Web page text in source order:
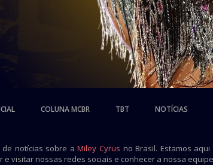
COLUNA MCBR TBT NOTÍCIAS
de notícias sobre aMiley Cyrus no Brasil. Estamos
e visitar nossas redes sociais e conhecer a nossa